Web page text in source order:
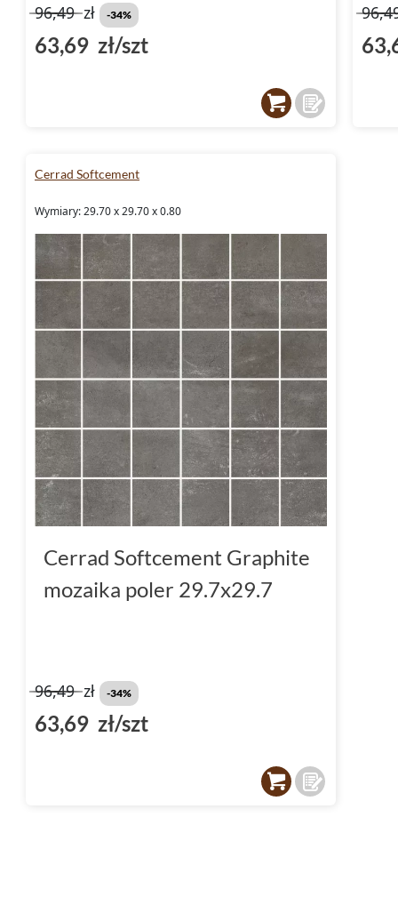
96,49zł -34%
63,69 zł/szt
Cerrad Softcement
Wymiary: 29.70 x 29.70 x 0.80
Cerrad Softcement Graphite
mozaika poler 29.7x29.7
96,49zł -34%
63,69 zł/szt